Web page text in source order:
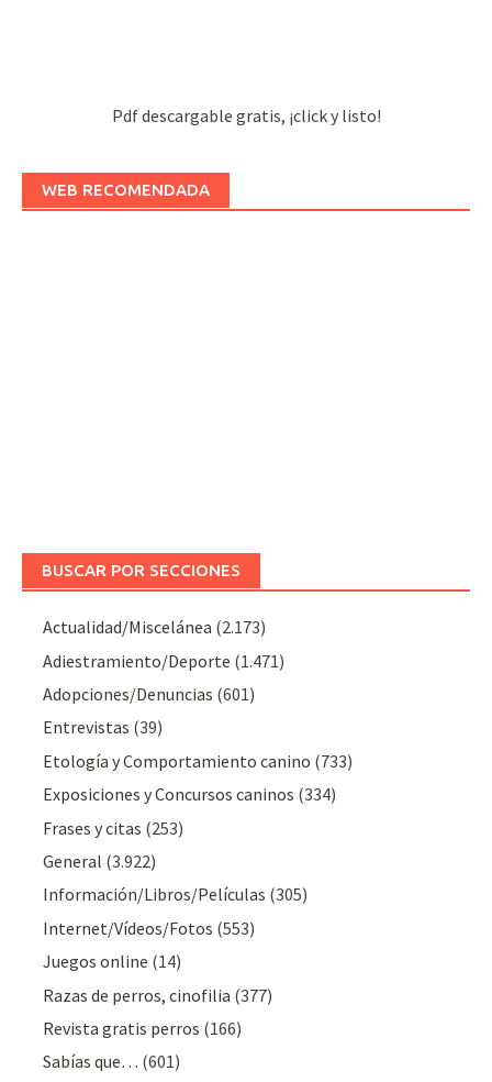
Pdf descargable gratis, ¡click y listo!
WEB RECOMENDADA
BUSCAR POR SECCIONES
Actualidad/Miscelánea (2.173)
Adiestramiento/Deporte (1.471)
Adopciones/Denuncias (601)
Entrevistas (39)
Etología y Comportamiento canino (733)
Exposiciones y Concursos caninos (334)
Frases y citas (253)
General (3.922)
Información/Libros/Películas (305)
Internet/Vídeos/Fotos (553)
Juegos online (14)
Razas de perros, cinofilia (377)
Revista gratis perros (166)
Sabías que… (601)